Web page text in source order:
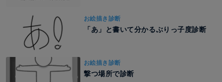
お絵描き診断
「あ」と書いて分かるぶりっ子度診断
お絵描き診断
撃つ場所で診断